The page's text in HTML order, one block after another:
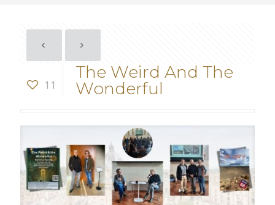
11
The Weird And The
Wonderful